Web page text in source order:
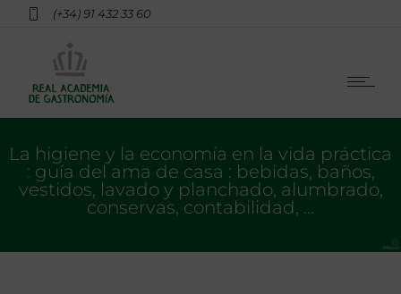
(+34) 91 432 33 60
La higiene y la economía en la vida práctica
: guía del ama de casa : bebidas, baños,
vestidos, lavado y planchado, alumbrado,
conservas, contabilidad, …